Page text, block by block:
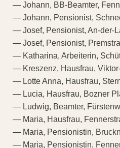
— Johann, BB-Beamter,
— Johann, Pensionist,
— Josef, Pensionist, An-der-
— Josef, Pensionist,
— Katharina, Arbeiterin,
— Kreszenz, Hausfrau,
— Lotte Anna, Hausfrau,
— Lucia, Hausfrau, Bozner
— Ludwig, Beamter,
— Maria, Hausfrau,
— Maria, Pensionistin,
— Maria, Pensionistin,